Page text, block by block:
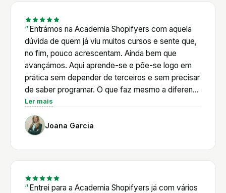
sozinha. Os vários cursos também não se limitam
a Shopify e este para mim é um grande plus.
Existem masterclasses de vários temas
relacionados com e-commerce: email marketing,
SEO, influencers, anúncios. Vou no meu segundo
ano e certamente que vou continuar!
Entrámos na Academia Shopifyers com aquela
dúvida de quem já viu muitos cursos e sente que,
no fim, pouco acrescentam. Ainda bem que
avançámos. Aqui aprende-se e põe-se logo em
prática sem depender de terceiros e sem precisar
de saber programar. O que faz mesmo a diferença
é o Pedro: vai direto ao que interessa e está
sempre disponível. E a comunidade é outro nível,
há sempre alguém pronto a ajudar a qualquer hora.
Para a Juju Belle, deixou de haver a sensação de
Ler mais
Joana Garcia
Entrei para a Academia Shopifyers já com vários